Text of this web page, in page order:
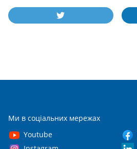
Ми в соціальних мережах
Youtube